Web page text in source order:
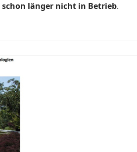
schon länger nicht in Betrieb.